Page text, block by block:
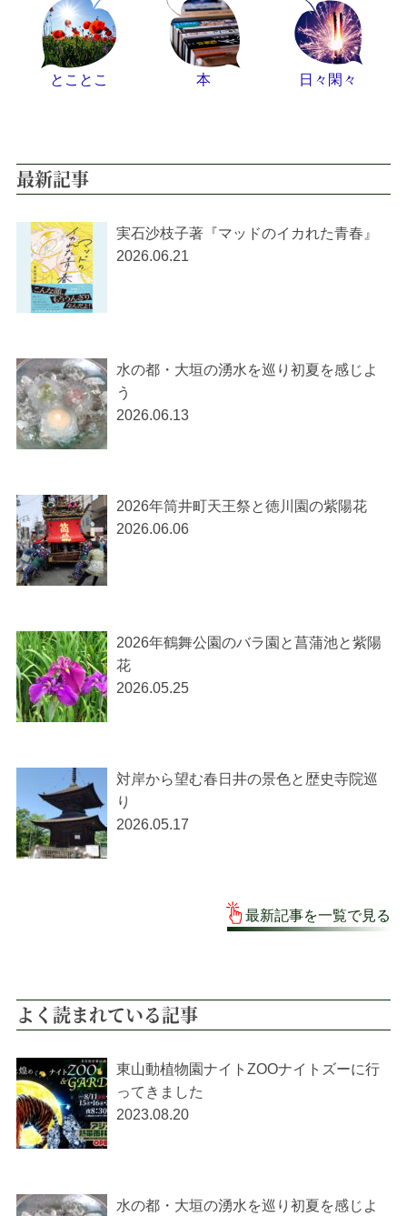
とことこ 本 日々閑々
最新記事
実石沙枝子著『マッドのイカれた青春』
2026.06.21
水の都・大垣の湧水を巡り初夏を感じよ
う
2026.06.13
2026年筒井町天王祭と徳川園の紫陽花
2026.06.06
2026年鶴舞公園のバラ園と菖蒲池と紫陽
花
2026.05.25
対岸から望む春日井の景色と歴史寺院巡
り
2026.05.17
最新記事を一覧で見る
よく読まれている記事
東山動植物園ナイトZOOナイトズーに行
ってきました
2023.08.20
水の都・大垣の湧水を巡り初夏を感じよ